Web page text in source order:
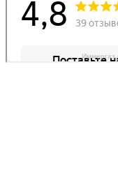
Иммергаз